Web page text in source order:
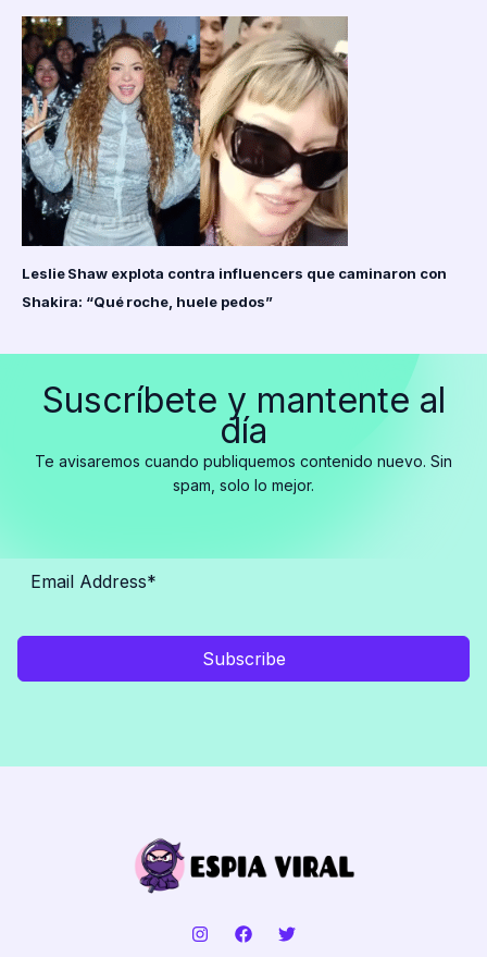
Leslie Shaw explota contra influencers que caminaron con
Shakira: “Qué roche, huele pedos”
Suscríbete y mantente al
día
Te avisaremos cuando publiquemos contenido nuevo. Sin
spam, solo lo mejor.
Subscribe